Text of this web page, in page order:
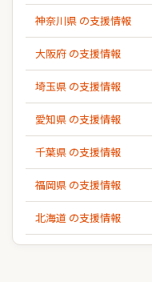
神奈川県 の支援情報
大阪府 の支援情報
埼玉県 の支援情報
愛知県 の支援情報
千葉県 の支援情報
福岡県 の支援情報
北海道 の支援情報